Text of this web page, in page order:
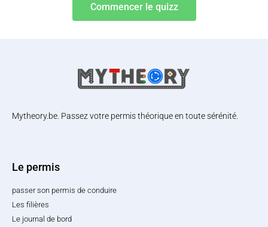
Commencer le quizz
Mytheory.be. Passez votre permis théorique en toute sérénité.
Le permis
passer son permis de conduire
Les filières
Le journal de bord